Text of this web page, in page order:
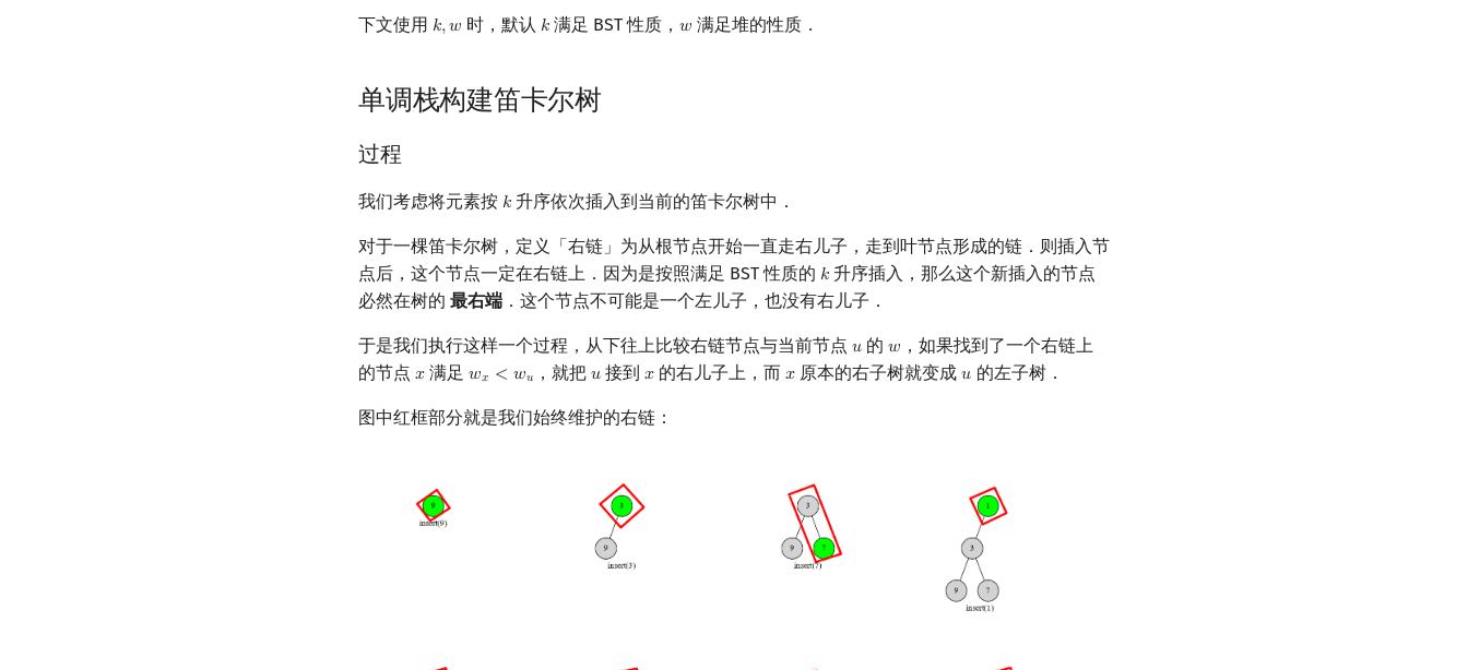
下文使用 𝑘,𝑤
k,w 时，默认 𝑘
k 满足 BST 性质，𝑤
w 满足堆的性质．
单调栈构建笛卡尔树
过程
我们考虑将元素按 𝑘
k 升序依次插入到当前的笛卡尔树中．
对于一棵笛卡尔树，定义「右链」为从根节点开始一直走右儿子，走到叶节点形成的链．则插入节
点后，这个节点一定在右链上．因为是按照满足 BST 性质的 𝑘
k 升序插入，那么这个新插入的节点
必然在树的 最右端 ．这个节点不可能是一个左儿子，也没有右儿子．
于是我们执行这样一个过程，从下往上比较右链节点与当前节点 𝑢
u 的𝑤
w ，如果找到了一个右链上
的节点 𝑥
x 满足𝑤𝑥 < 𝑤𝑢
wx <w u ，就把 𝑢
u 接到𝑥
x 的右儿子上，而𝑥
x 原本的右子树就变成𝑢
u 的左子树．
图中红框部分就是我们始终维护的右链：